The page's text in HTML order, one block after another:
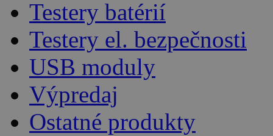
Testery batérií
Testery el. bezpečnosti
USB moduly
Výpredaj
Ostatné produkty